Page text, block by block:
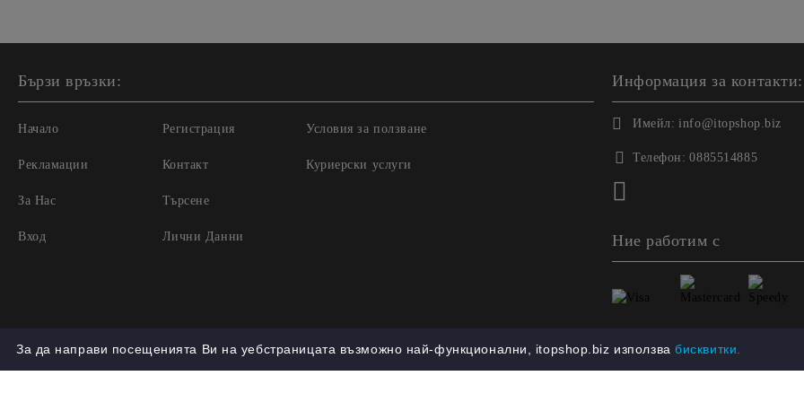
Бързи връзки:
Начало
Рекламации
За Нас
Вход
Регистрация
Контакт
Търсене
Лични Данни
Условия за ползване
Куриерски услуги
Информация за контакти:
Имейл: info@itopshop.biz
Телефон: 0885514885
Ние работим с
GDPR Нашият онлайн магазин е 100% съобразен с GDPR. Прочетете нашата политика
За да направи посещенията Ви на уебстраницата възможно най-функционални, itopshop.biz използвабисквитки.